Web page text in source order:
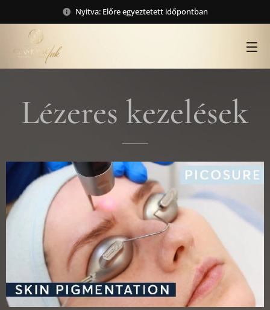
Nyitva: Előre egyeztetett időpontban
Lézeres kezelések